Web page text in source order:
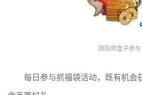
阴阳师盒子参与
每日参与抓福袋活动，既有机会